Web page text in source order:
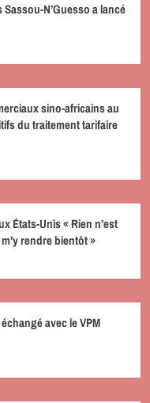
N’Guesso a lancé
sino-africains au
du traitement tarifaire
États-Unis « Rien n’est
rendre bientôt »
avec le VPM